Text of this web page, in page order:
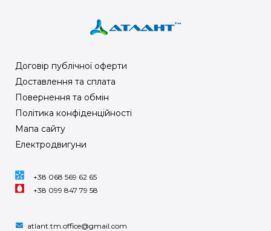
Договір публічної оферти
Доставлення та сплата
Повернення та обмін
Політика конфіденційності
Мапа сайту
Електродвигуни
+38 068 569 62 65
+38 099 847 79 58
atlant.tm.office@gmail.com